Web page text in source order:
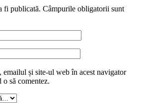
fi publicată. Câmpurile obligatorii sunt
emailul și site-ul web în acest navigator
o să comentez.